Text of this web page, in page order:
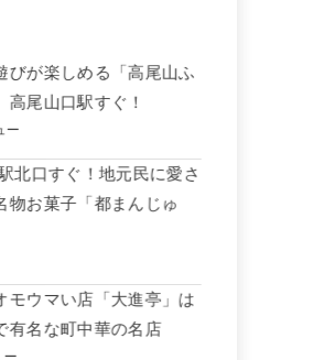
びが楽しめる「高尾山ふ
高尾山口駅すぐ！
ー
北口すぐ！地元民に愛さ
物お菓子「都まんじゅ
モウマい店「大進亭」は
有名な町中華の名店
ー